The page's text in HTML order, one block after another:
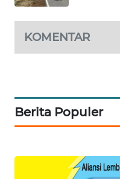
KOMENTAR
Berita Populer
WAHANA
KONSUMEN
LISTRIK
MASYARAKAT
KELISTRIKAN